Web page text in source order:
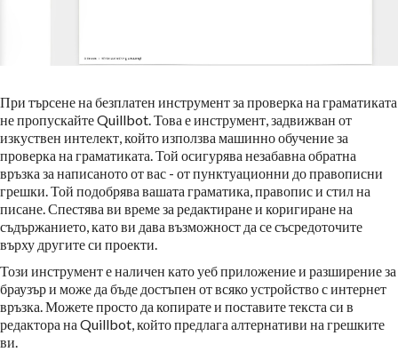
При търсене на безплатен инструмент за проверка на граматиката
не пропускайте Quillbot. Това е инструмент, задвижван от
изкуствен интелект, който използва машинно обучение за
проверка на граматиката. Той осигурява незабавна обратна
връзка за написаното от вас - от пунктуационни до правописни
грешки. Той подобрява вашата граматика, правопис и стил на
писане. Спестява ви време за редактиране и коригиране на
съдържанието, като ви дава възможност да се съсредоточите
върху другите си проекти.
Този инструмент е наличен като уеб приложение и разширение за
браузър и може да бъде достъпен от всяко устройство с интернет
връзка. Можете просто да копирате и поставите текста си в
редактора на Quillbot, който предлага алтернативи на грешките
ви.